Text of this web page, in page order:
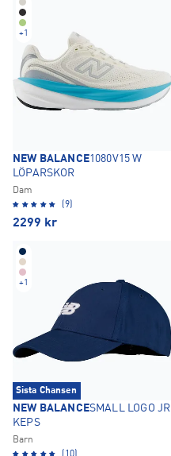
+1
NEW BALANCE1080V15 W
LÖPARSKOR
Dam
(9)
2299 kr
+1
Sista Chansen
NEW BALANCESMALL LOGO JR
KEPS
Barn